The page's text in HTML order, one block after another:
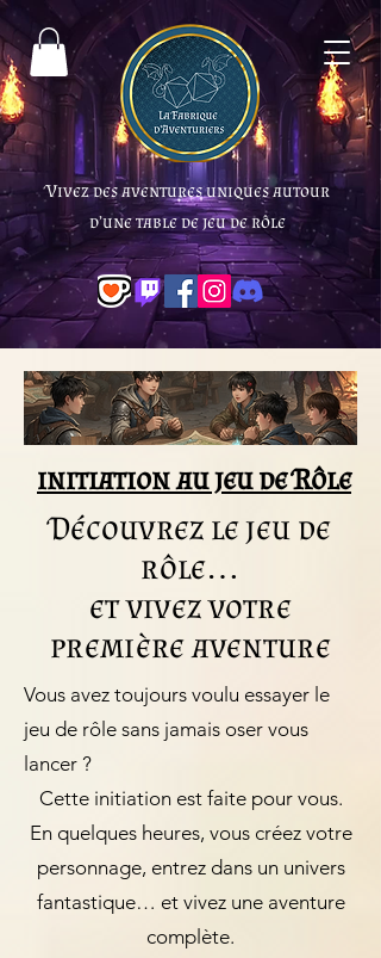
Vivez des aventures uniques autour
d’une table de jeu de rôle
initiation au jeu de Rôle
Découvrez le jeu de
rôle…
et vivez votre
première aventure
Vous avez toujours voulu essayer le
jeu de rôle sans jamais oser vous
lancer ?
Cette initiation est faite pour vous.
En quelques heures, vous créez votre
personnage, entrez dans un univers
fantastique… et vivez une aventure
complète.